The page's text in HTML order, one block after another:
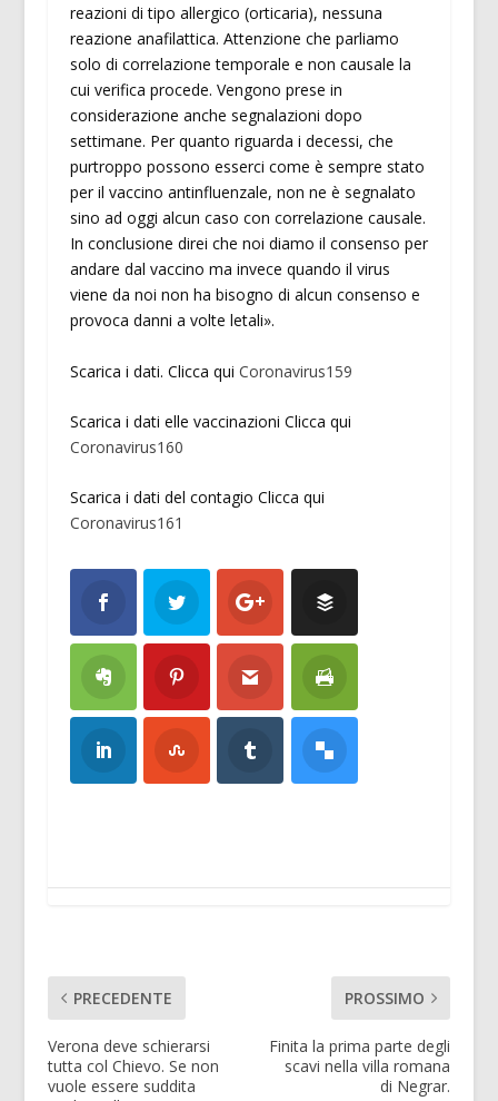
reazioni di tipo allergico (orticaria), nessuna
reazione anafilattica. Attenzione che parliamo
solo di correlazione temporale e non causale la
cui verifica procede. Vengono prese in
considerazione anche segnalazioni dopo
settimane. Per quanto riguarda i decessi, che
purtroppo possono esserci come è sempre stato
per il vaccino antinfluenzale, non ne è segnalato
sino ad oggi alcun caso con correlazione causale.
In conclusione direi che noi diamo il consenso per
andare dal vaccino ma invece quando il virus
viene da noi non ha bisogno di alcun consenso e
provoca danni a volte letali».
Scarica i dati. Clicca qui Coronavirus159
Scarica i dati elle vaccinazioni Clicca qui
Coronavirus160
Scarica i dati del contagio Clicca qui
Coronavirus161
PRECEDENTE
Verona deve schierarsi
tutta col Chievo. Se non
vuole essere suddita
PROSSIMO
Finita la prima parte degli
scavi nella villa romana
di Negrar.